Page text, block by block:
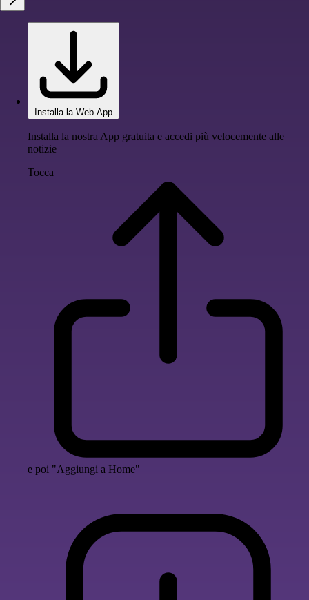
Installa la Web App
Installa la nostra App gratuita e accedi più velocemente alle
notizie
Tocca
e poi "Aggiungi a Home"